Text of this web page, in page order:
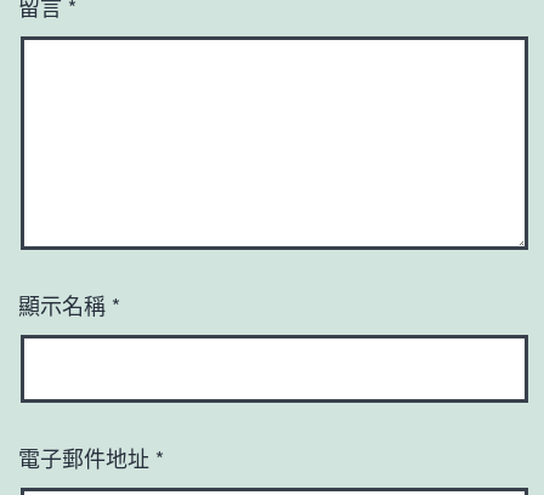
顯示名稱 *
電子郵件地址 *